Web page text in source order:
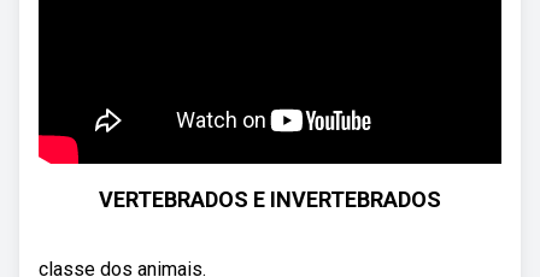
VERTEBRADOS E INVERTEBRADOS
classe dos animais.